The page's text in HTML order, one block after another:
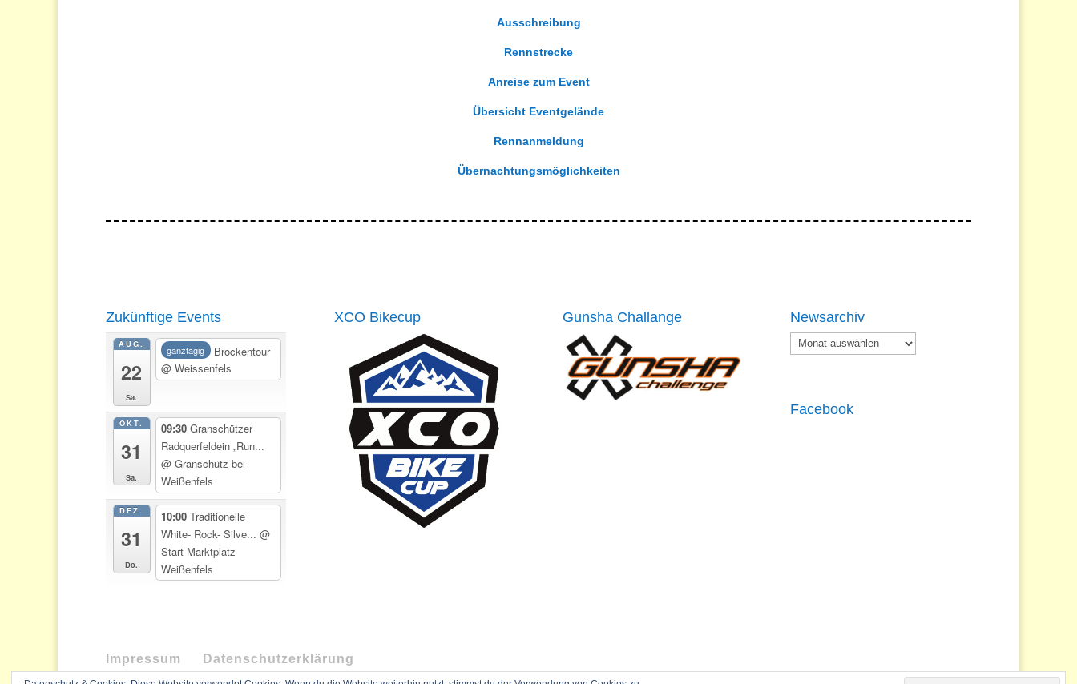
Ausschreibung
Rennstrecke
Anreise zum Event
Übersicht Eventgelände
Rennanmeldung
Übernachtungsmöglichkeiten
Zukünftige Events
AUG.
22
Sa.
ganztägig
Brockentour
@ Weissenfels
OKT.
31
Sa.
09:30 Granschützer
Radquerfeldein „Run...
@ Granschütz bei
Weißenfels
DEZ.
31
Do.
10:00 Traditionelle
White- Rock- Silve... @
Start Marktplatz
Weißenfels
XCO Bikecup Gunsha Challange Newsarchiv
Newsarchiv
Facebook
Impressum Datenschutzerklärung